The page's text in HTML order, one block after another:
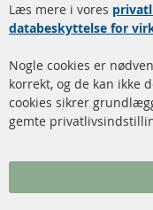
rengøring
Katalysator (KAT)
Sensorer
FAQ
Læs mere i vores
databeskyttelse for
Nogle cookies er
korrekt, og de kan ikke
cookies sikrer
gemte